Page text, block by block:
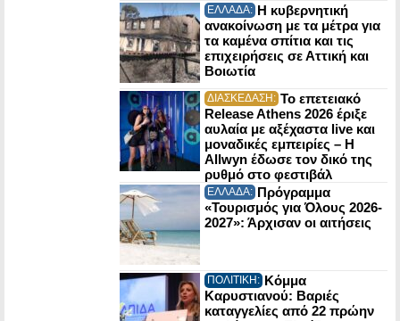
ΕΛΛΑΔΑ: Η κυβερνητική
ανακοίνωση με τα μέτρα για
τα καμένα σπίτια και τις
επιχειρήσεις σε Αττική και
Βοιωτία
ΔΙΑΣΚΕΔΑΣΗ: Το επετειακό
Release Athens 2026 έριξε
αυλαία με αξέχαστα live και
μοναδικές εμπειρίες – Η
Allwyn έδωσε τον δικό της
ρυθμό στο φεστιβάλ
ΕΛΛΑΔΑ: Πρόγραμμα
«Τουρισμός για Όλους 2026-
2027»: Άρχισαν οι αιτήσεις
ΠΟΛΙΤΙΚΗ: Κόμμα
Καρυστιανού: Βαριές
καταγγελίες από 22 πρώην